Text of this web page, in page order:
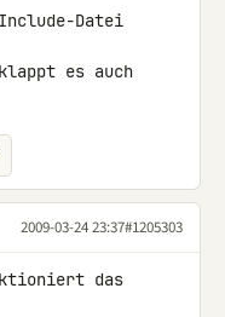
Datei
es auch
2009-03-24 23:37#1205303
das